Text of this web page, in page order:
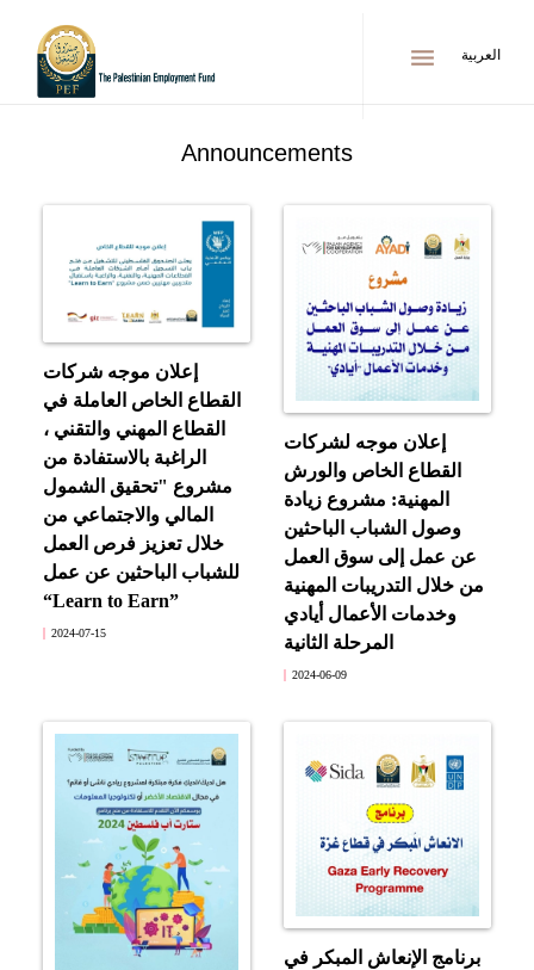
menu العربية
Announcements
إعلان موجه شركات
القطاع الخاص العاملة في
القطاع المهني والتقني ،
الراغبة بالاستفادة من
مشروع "تحقيق الشمول
المالي والاجتماعي من
خلال تعزيز فرص العمل
للشباب الباحثين عن عمل
“Learn to Earn”
2024-07-15
إعلان موجه لشركات
القطاع الخاص والورش
المهنية: مشروع زيادة
وصول الشباب الباحثين
عن عمل إلى سوق العمل
من خلال التدريبات المهنية
وخدمات الأعمال أيادي
المرحلة الثانية
2024-06-09
برنامج الإنعاش المبكر في